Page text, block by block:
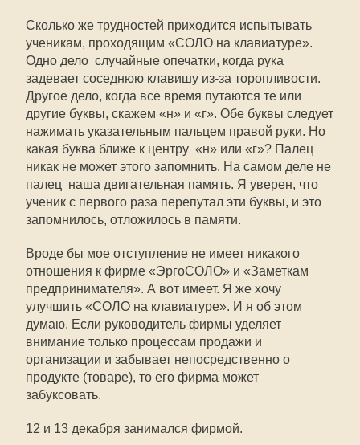
Сколько же трудностей приходится испытывать
ученикам, проходящим «СОЛО на клавиатуре».
Одно дело  случайные опечатки, когда рука
задевает соседнюю клавишу из-за торопливости.
Другое дело, когда все время путаются те или
другие буквы, скажем «н» и «г». Обе буквы следует
нажимать указательным пальцем правой руки. Но
какая буква ближе к центру  «н» или «г»? Палец
никак не может этого запомнить. На самом деле не
палец  наша двигательная память. Я уверен, что
ученик с первого раза перепутал эти буквы, и это
запомнилось, отложилось в памяти.
Вроде бы мое отступление не имеет никакого
отношения к фирме «ЭргоСОЛО» и «Заметкам
предпринимателя». А вот имеет. Я же хочу
улучшить «СОЛО на клавиатуре». И я об этом
думаю. Если руководитель фирмы уделяет
внимание только процессам продажи и
организации и забывает непосредственно о
продукте (товаре), то его фирма может
забуксовать.
12 и 13 декабря занимался фирмой.